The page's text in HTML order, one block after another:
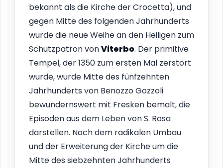
bekannt als die Kirche der Crocetta), und
gegen Mitte des folgenden Jahrhunderts
wurde die neue Weihe an den Heiligen zum
Schutzpatron vonViterbo. Der primitive
Tempel, der 1350 zum ersten Mal zerstört
wurde, wurde Mitte des fünfzehnten
Jahrhunderts von Benozzo Gozzoli
bewundernswert mit Fresken bemalt, die
Episoden aus dem Leben von S. Rosa
darstellen. Nach dem radikalen Umbau
und der Erweiterung der Kirche um die
Mitte des siebzehnten Jahrhunderts